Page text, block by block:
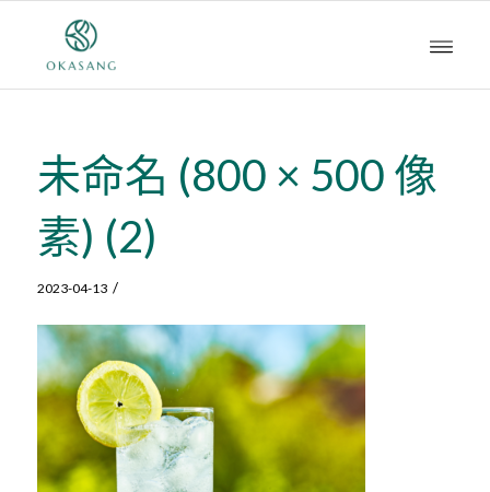
未命名 (800 × 500 像
素) (2)
2023-04-13 /